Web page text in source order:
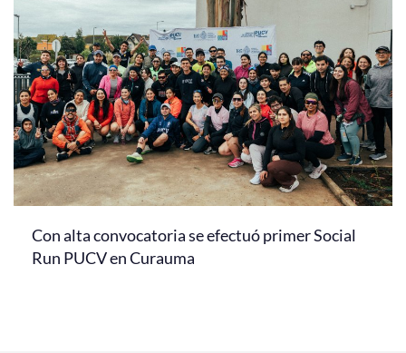
Con alta convocatoria se efectuó primer Social
Run PUCV en Curauma